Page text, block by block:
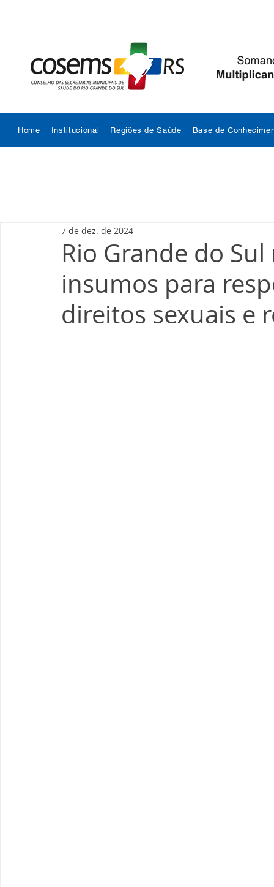
Home Institucional Regiões de Saúde Base de
Rio Grande do
insumos para
direitos sexuais e
7 de dez. de 2024